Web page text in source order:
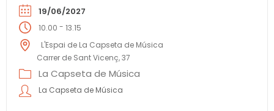
19/06/2027
10.00 - 13.15
L'Espai de La Capseta de Música
Carrer de Sant Vicenç, 37
La Capseta de Música
La Capseta de Música